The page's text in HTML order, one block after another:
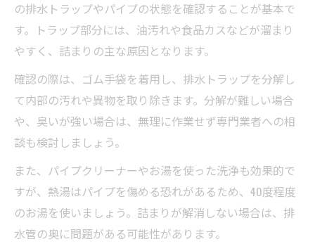
の排水トラップやパイプの状態を確認することが基本で
す。トラップ部分には、油汚れや食品カスなどが溜まり
やすく、詰まりの主な原因となります。
確認の際は、ゴム手袋を着用し、排水トラップを分解し
て内部の汚れや異物を取り除きます。分解が難しい場合
や、臭いが強い場合は、無理に作業せず専門業者への相
談も検討しましょう。
また、パイプクリーナーやお湯を使った洗浄も効果的で
すが、熱湯はパイプを傷める恐れがあるため、40度程度
のお湯を使いましょう。詰まりが解消しない場合は、排
水管の奥に問題がある可能性があります。